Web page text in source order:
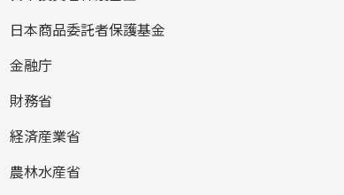
日本商品委託者保護基金
金融庁
財務省
経済産業省
農林水産省